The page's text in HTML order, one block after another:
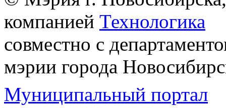
компанией Технологика
совместно с
мэрии города
Муниципальный портал